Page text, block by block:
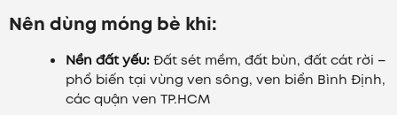
Nên dùng móng bè khi:
Nền đất yếu:Đất sét mềm, đất bùn, đất cát rời –
phổ biến tại vùng ven sông, ven biển Bình Định,
các quận ven TP.HCM